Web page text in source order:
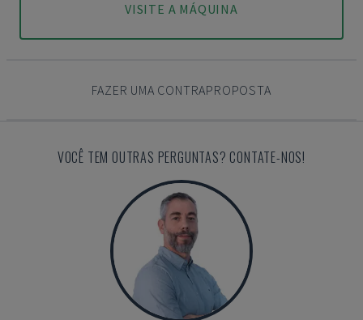
VISITE A MÁQUINA
FAZER UMA CONTRAPROPOSTA
VOCÊ TEM OUTRAS PERGUNTAS? CONTATE-NOS!